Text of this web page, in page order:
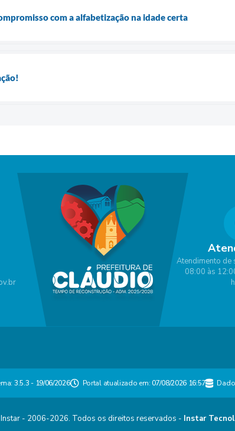
com a alfabetização na idade certa
Atendimento de
08:00 às
3.5.3 - 19/06/2026 Portal atualizado em:07/08/2026 16:57
- 2006-2026. Todos os direitos reservados - Instar